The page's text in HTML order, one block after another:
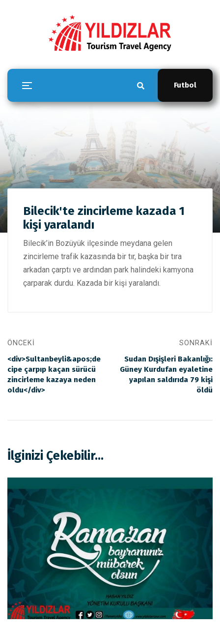
Futbol
Anasayfa
YILDIZLAR TOUR
Bilecik'te zincirleme kazada 1 kişi yaralandı
Bilecik'te zincirleme kazada 1
kişi yaralandı
Bilecik’in Bozüyük ilçesinde meydana gelen
zincirleme trafik kazasında bir tır, başka bir tıra
arkadan çarptı ve ardından park halindeki kamyona
çarparak durdu. Kazada bir kişi yaralandı.
ÖNCEKI
<div>Sultanbeyli&apos;de
cipe çarpıp kaçan sürücü
zincirleme kazaya neden
oldu</div>
SONRAKI
Sudan Dışişleri Bakanlığı:
Güney Kurdufan eyaletine
yapılan saldırıda 79 kişi
öldü
İlginizi Çekebilir...